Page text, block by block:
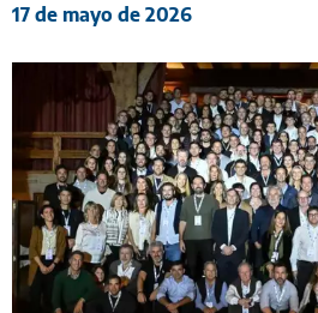
17 de mayo de 2026